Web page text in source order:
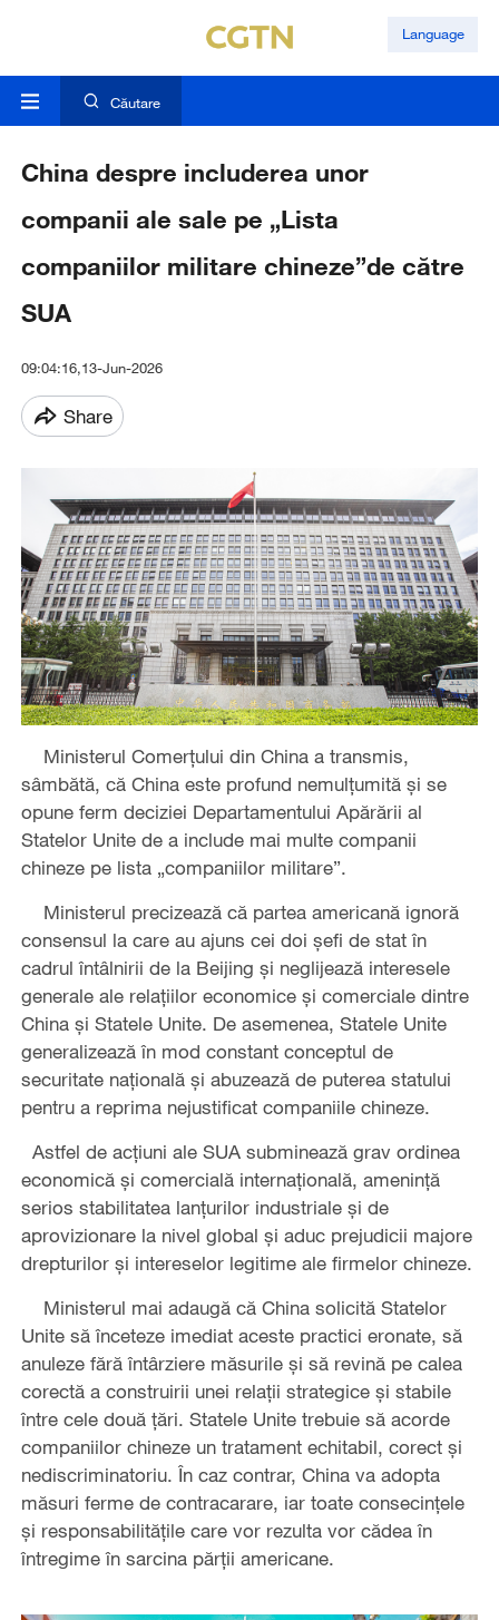
Language
Căutare
China despre includerea unor
companii ale sale pe „Lista
companiilor militare chineze”de către
SUA
09:04:16,13-Jun-2026
Share
Ministerul Comerțului din China a transmis,
sâmbătă, că China este profund nemulțumită și se
opune ferm deciziei Departamentului Apărării al
Statelor Unite de a include mai multe companii
chineze pe lista „companiilor militare”.
Ministerul precizează că partea americană ignoră
consensul la care au ajuns cei doi șefi de stat în
cadrul întâlnirii de la Beijing și neglijează interesele
generale ale relațiilor economice și comerciale dintre
China și Statele Unite. De asemenea, Statele Unite
generalizează în mod constant conceptul de
securitate națională și abuzează de puterea statului
pentru a reprima nejustificat companiile chineze.
Astfel de acțiuni ale SUA subminează grav ordinea
economică și comercială internațională, amenință
serios stabilitatea lanțurilor industriale și de
aprovizionare la nivel global și aduc prejudicii majore
drepturilor și intereselor legitime ale firmelor chineze.
Ministerul mai adaugă că China solicită Statelor
Unite să înceteze imediat aceste practici eronate, să
anuleze fără întârziere măsurile și să revină pe calea
corectă a construirii unei relații strategice și stabile
între cele două țări. Statele Unite trebuie să acorde
companiilor chineze un tratament echitabil, corect și
nediscriminatoriu. În caz contrar, China va adopta
măsuri ferme de contracarare, iar toate consecințele
și responsabilitățile care vor rezulta vor cădea în
întregime în sarcina părții americane.